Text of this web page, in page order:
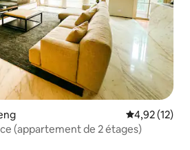
Évaluation
4,92 (12)
(appartement de 2 étages)